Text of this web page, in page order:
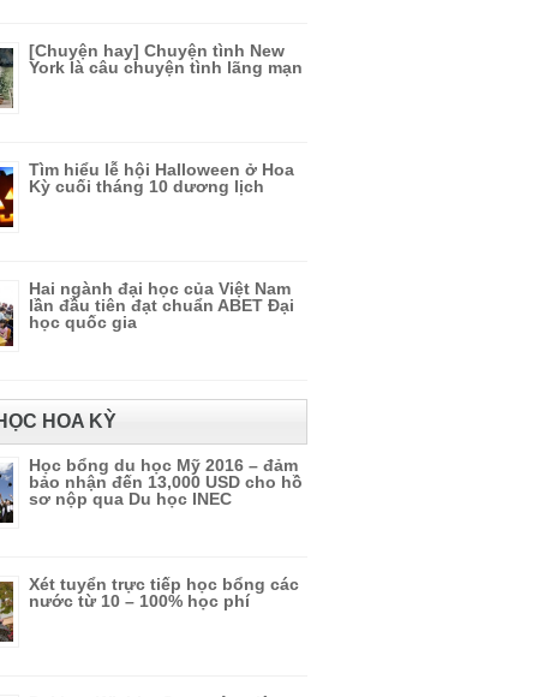
[Chuyện hay] Chuyện tình New
York là câu chuyện tình lãng mạn
Tìm hiểu lễ hội Halloween ở Hoa
Kỳ cuối tháng 10 dương lịch
Hai ngành đại học của Việt Nam
lần đầu tiên đạt chuẩn ABET Đại
học quốc gia
HOA KỲ
Học bổng du học Mỹ 2016 – đảm
bảo nhận đến 13,000 USD cho hồ
sơ nộp qua Du học INEC
Xét tuyển trực tiếp học bổng các
nước từ 10 – 100% học phí